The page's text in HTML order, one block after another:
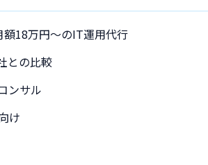
18万円〜のIT運用代行
との比較
ンサル
け